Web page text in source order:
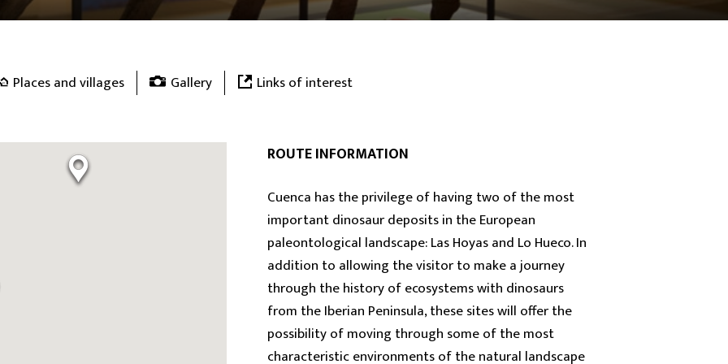
Places and villages Gallery Links of interest
ROUTE INFORMATION
Cuenca has the privilege of having two of the most
important dinosaur deposits in the European
paleontological landscape: Las Hoyas and Lo Hueco. In
addition to allowing the visitor to make a journey
through the history of ecosystems with dinosaurs
from the Iberian Peninsula, these sites will offer the
possibility of moving through some of the most
characteristic environments of the natural landscape